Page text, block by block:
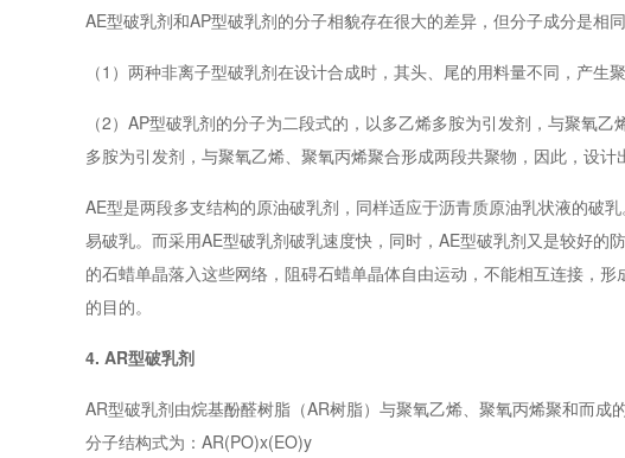
AE型破乳剂和AP型破乳剂的分子相貌存在很大的差异，但分子成分是相
（1）两种非离子型破乳剂在设计合成时，其头、尾的用料量不同，产生
（2）AP型破乳剂的分子为二段式的，以多乙烯多胺为引发剂，与聚氧
多胺为引发剂，与聚氧乙烯、聚氧丙烯聚合形成两段共聚物，因此，设计
AE型是两段多支结构的原油破乳剂，同样适应于沥青质原油乳状液的破
易破乳。而采用AE型破乳剂破乳速度快，同时，AE型破乳剂又是较好
的石蜡单晶落入这些网络，阻碍石蜡单晶体自由运动，不能相互连接，
的目的。
4. AR型破乳剂
AR型破乳剂由烷基酚醛树脂（AR树脂）与聚氧乙烯、聚氧丙烯聚和而
分子结构式为：AR(PO)x(EO)y